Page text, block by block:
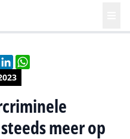
LinkedIn
meer op